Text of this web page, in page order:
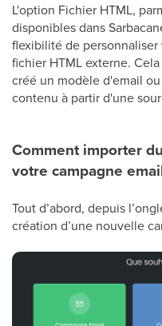
L'option Fichier HTML,
disponibles dans
flexibilité de
fichier HTML externe.
créé un modèle d'email
contenu à partir d'une
Comment importer
votre campagne
Tout d’abord, depuis
création d’une nouvelle